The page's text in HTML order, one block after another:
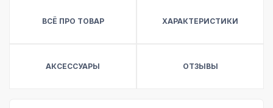
ВСЁ ПРО ТОВАР ХАРАКТЕРИСТИКИ
АКСЕССУАРЫ ОТЗЫВЫ